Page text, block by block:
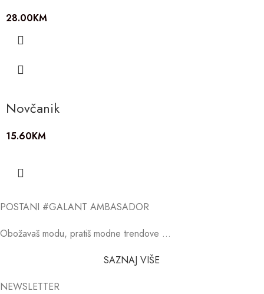
28.00KM
Novčanik
15.60KM
POSTANI #GALANT AMBASADOR
Obožavaš modu, pratiš modne trendove …
SAZNAJ VIŠE
NEWSLETTER